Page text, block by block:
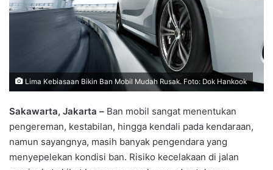
Lima Kebiasaan Bikin Ban Mobil Mudah Rusak. Foto: Dok Hankook
Sakawarta, Jakarta – Ban mobil sangat menentukan
pengereman, kestabilan, hingga kendali pada kendaraan,
namun sayangnya, masih banyak pengendara yang
menyepelekan kondisi ban. Risiko kecelakaan di jalan